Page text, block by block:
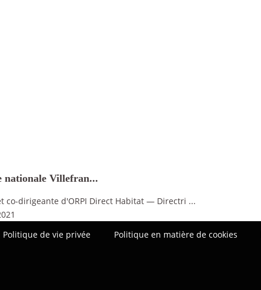
nationale Villefran...
co-dirigeante d'ORPI Direct Habitat — Directri ...
Politique de vie privée Politique en matière de cookies